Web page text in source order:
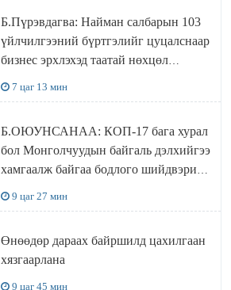
Б.Пүрэвдагва: Найман салбарын 103
үйлчилгээний бүртгэлийг цуцалснаар
бизнес эрхлэхэд таатай нөхцөл
7 цаг 13 мин
Б.ОЮУНСАНАА: КОП-17 бага хурал
бол Монголчуудын байгаль дэлхийгээ
хамгаалж байгаа бодлого шийдвэрийг
9 цаг 27 мин
Өнөөдөр дараах байршилд цахилгаан
хязгаарлана
9 цаг 45 мин